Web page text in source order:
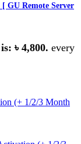
GU Remote Server
৳ 4,800. every